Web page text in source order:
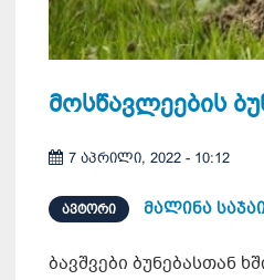
მოსწავლეების
7 აპრილი, 2022 - 10:12
ᲐᲕᲢᲝᲠᲘ მალინა
ბავშვები ბუნებასთან